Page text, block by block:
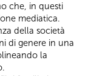
che, in questi
mediatica.
della società
di genere in una
la